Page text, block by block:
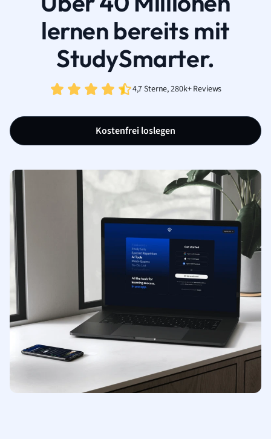
lernen bereits mit
StudySmarter.
4,7 Sterne, 280k+ Reviews
Kostenfrei loslegen